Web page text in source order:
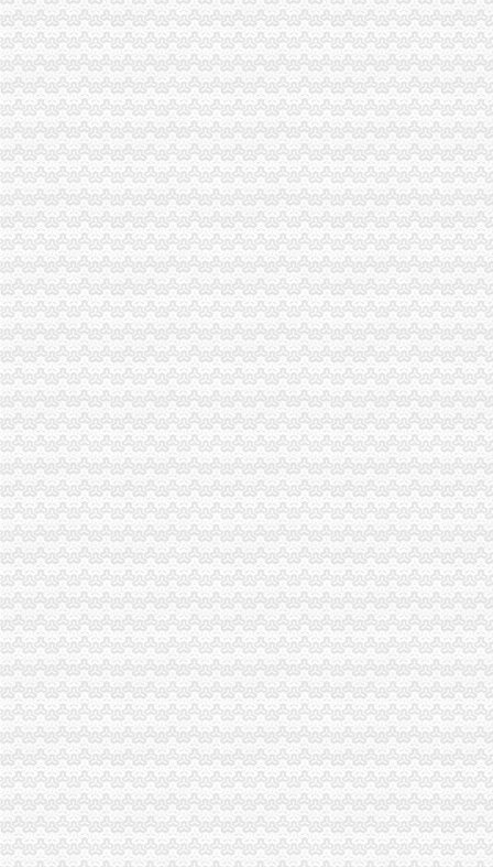
武隆局制定“2232”重庆代办公司方案深化信用信息化应用岗位大练
合川局五项措施开展“制止欺诈月”重庆代办公司活动
经开区局“三个结合”重庆代办公司再掀重庆市合同格式条款监督条例宣新高潮
九龙坡局渝中区代办营业执照对全系统办公信息系统网络化建设提出三点建议
垫江局积构建消费维权“三个平台”重庆代办营业执照
经开园局及时清理“头在内身在外”重庆代办营业执照企业认真做好企业年检
市渝中区代办营业执照局召开3.15执法维权新闻发布会
全市重庆代办营业执照工商系统第二期法律高级研修班开学
合川局重庆代办公司三项措施确保3.15晚会热线值班顺畅
永川局突出“四个到位”重庆代办公司全面推进登记监管工作上档提速
周朝东局渝中区代办营业执照长做客新华网回答网民提问